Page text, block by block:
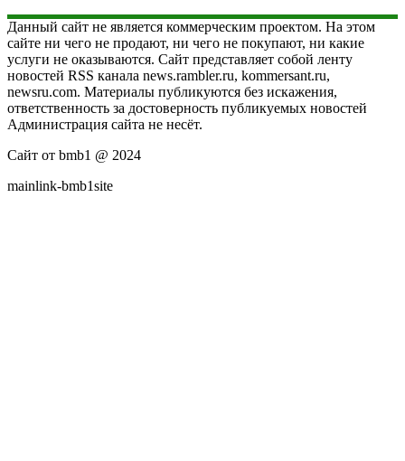
Данный сайт не является коммерческим проектом. На этом
сайте ни чего не продают, ни чего не покупают, ни какие
услуги не оказываются. Сайт представляет собой ленту
новостей RSS канала news.rambler.ru, kommersant.ru,
newsru.com. Материалы публикуются без искажения,
ответственность за достоверность публикуемых новостей
Администрация сайта не несёт.
Сайт от bmb1 @ 2024
mainlink-bmb1site